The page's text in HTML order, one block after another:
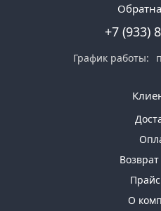
+7 (933)
График работы:
О